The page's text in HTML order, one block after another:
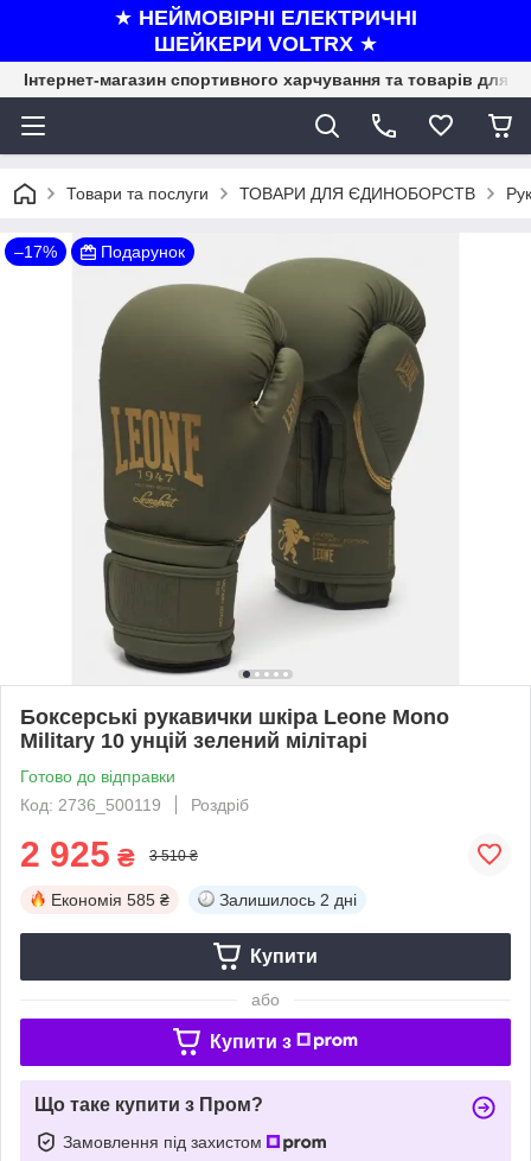
★ НЕЙМОВІРНІ ЕЛЕКТРИЧНІ
ШЕЙКЕРИ VOLTRX ★
Інтернет-магазин спортивного харчування та товарів для
Товари та послуги ТОВАРИ ДЛЯ ЄДИНОБОРСТВ
–17% Подарунок
Боксерські рукавички шкіра Leone Mono
Military 10 унцій зелений мілітарі
Готово до відправки
Код: 2736_500119
Роздріб
2 925 ₴ 3 510 ₴
Економія 585 ₴ Залишилось 2 дні
Купити
або
Купити з
Що таке купити з Пром?
Замовлення під захистом